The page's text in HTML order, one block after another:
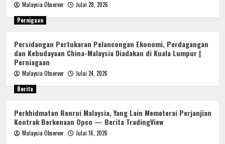
Malaysia Observer
Julai 28, 2026
Pernigaan
Persidangan Pertukaran Pelancongan Ekonomi, Perdagangan
dan Kebudayaan China-Malaysia Diadakan di Kuala Lumpur |
Perniagaan
Malaysia Observer
Julai 24, 2026
Berita
Perkhidmatan Renrui Malaysia, Yang Lain Memeterai Perjanjian
Kontrak Berkenaan Opco — Berita TradingView
Malaysia Observer
Julai 16, 2026